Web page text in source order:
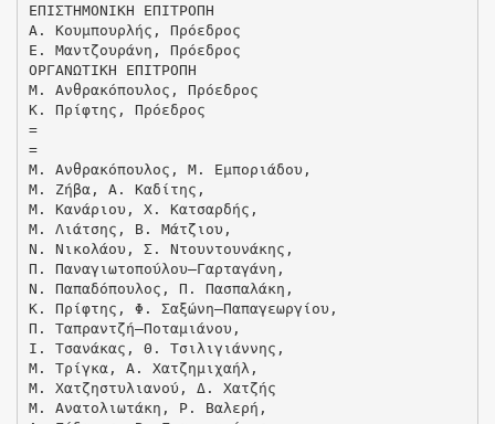
ΕΠΙΣΤΗΜΟΝΙΚΗ ΕΠΙΤΡΟΠΗ
Α. Κουμπουρλής, Πρόεδρος
Ε. Μαντζουράνη, Πρόεδρος
ΟΡΓΑΝΩΤΙΚΗ ΕΠΙΤΡΟΠΗ
Μ. Ανθρακόπουλος, Πρόεδρος
Κ. Πρίφτης, Πρόεδρος
=
=
Μ. Ανθρακόπουλος, Μ. Εμποριάδου,
M. Ζήβα, Α. Καδίτης,
Μ. Κανάριου, Χ. Κατσαρδής,
Μ. Λιάτσης, Β. Μάτζιου,
Ν. Νικολάου, Σ. Ντουντουνάκης,
Π. Παναγιωτοπούλου–Γαρταγάνη,
Ν. Παπαδόπουλος, Π. Πασπαλάκη,
Κ. Πρίφτης, Φ. Σαξώνη–Παπαγεωργίου,
Π. Ταπραντζή–Ποταμιάνου,
Ι. Τσανάκας, Θ. Τσιλιγιάννης,
Μ. Τρίγκα, Α. Χατζημιχαήλ,
Μ. Χατζηστυλιανού, Δ. Χατζής
Μ. Ανατολιωτάκη, Ρ. Βαλερή,